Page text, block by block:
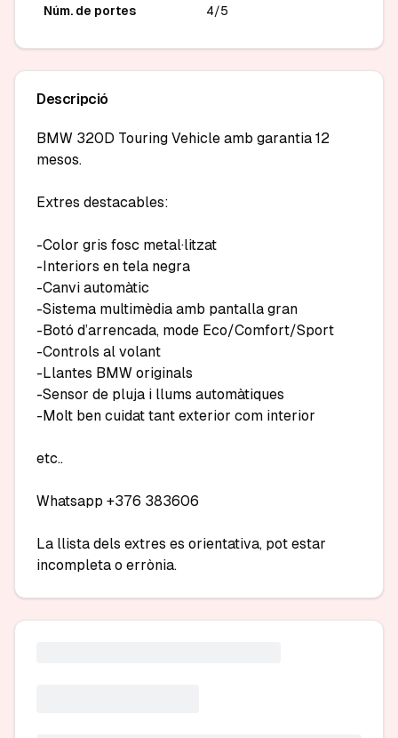
Núm. de portes 4/5
Descripció
BMW 320D Touring Vehicle amb garantia 12
mesos.
Extres destacables:
-Color gris fosc metal·litzat
-Interiors en tela negra
-Canvi automàtic
-Sistema multimèdia amb pantalla gran
-Botó d’arrencada, mode Eco/Comfort/Sport
-Controls al volant
-Llantes BMW originals
-Sensor de pluja i llums automàtiques
-Molt ben cuidat tant exterior com interior
etc..
Whatsapp +376 383606
La llista dels extres es orientativa, pot estar